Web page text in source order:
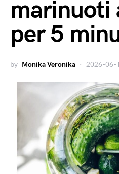
marinuoti
per 5
by Monika Veronika 2026-06-